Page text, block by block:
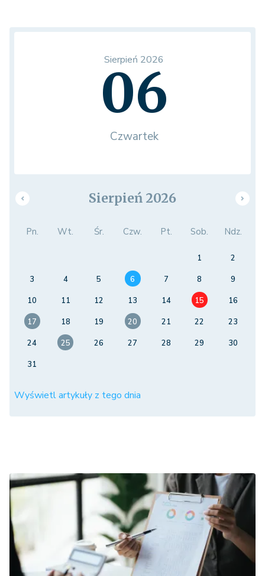
Sierpień 2026
06
Czwartek
Sierpień 2026
Pn. Wt. Śr. Czw. Pt. Sob. Ndz.
1
2
3
4 5 6 7 8
9
10
11 12 13 14 15
16
17
18 19 20 21 22
23
24
25 26 27 28 29
30
31
Wyświetl artykuły z tego dnia